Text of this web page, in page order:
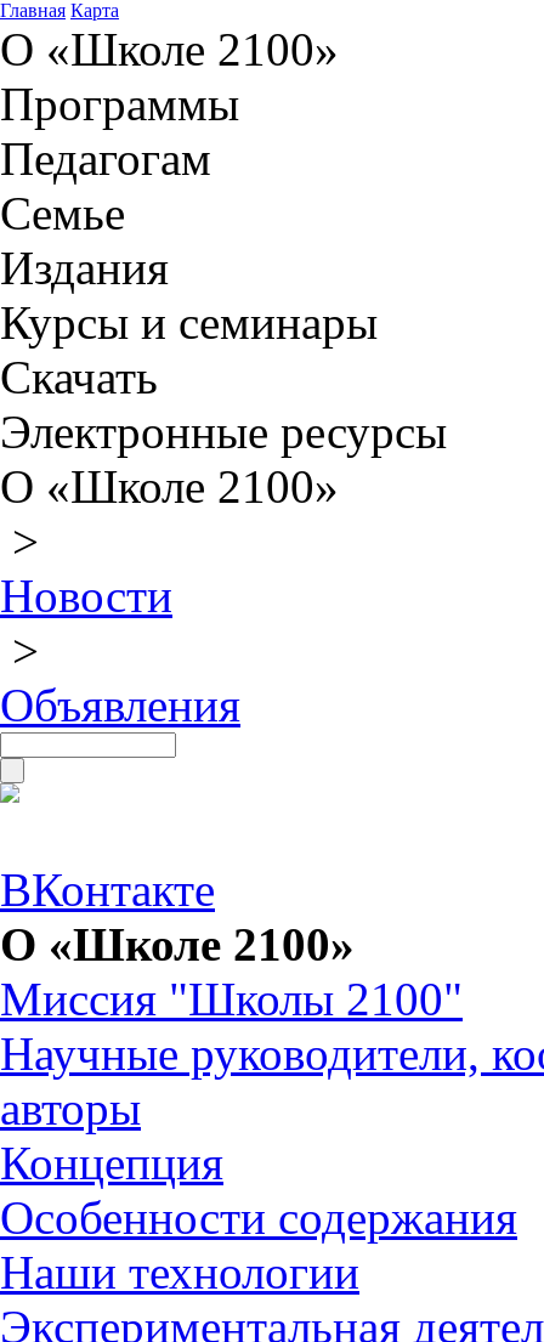
Главная Карта
О «Школе 2100»
Программы
Педагогам
Семье
Издания
Курсы и семинары
Скачать
Электронные ресурсы
О «Школе 2100»
>
Новости
>
Объявления
ВКонтакте
О «Школе 2100»
Миссия "Школы 2100"
Научные руководители,
авторы
Концепция
Особенности содержания
Наши технологии
Экспериментальная